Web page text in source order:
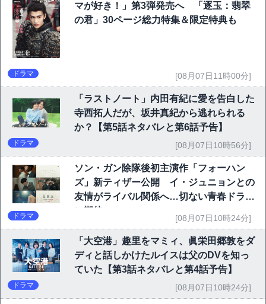
マが好き！」第3弾発売へ 「逐玉：翡翠
の君」30ページ総力特集＆限定特典も
ドラマ [08月07日11時00分]
「ラストノート」内田有紀に愛を告白した
寺西拓人だが、坂井真紀から逃れられる
か？【第5話ネタバレと第6話予告】
ドラマ [08月07日10時56分]
ソン・ガン除隊後初主演作「フォーハン
ズ」新ティザー公開 イ・ジュニョンとの
友情がライバル関係へ…切ない青春ドラマ
に期待
ドラマ [08月07日10時24分]
「大空港」趣里をマミィ、眞栄田郷敦をダ
ディと話しかけたルイスは父のDVを知っ
ていた【第3話ネタバレと第4話予告】
ドラマ [08月07日10時24分]